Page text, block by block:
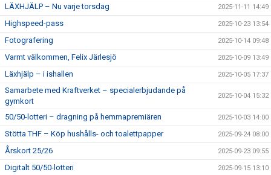
LÄXHJÄLP – Nu varje torsdag 2025-11-11 14:49
Highspeed-pass 2025-10-23 13:54
Fotografering 2025-10-14 09:48
Varmt välkommen, Felix Järlesjö 2025-10-09 13:49
Läxhjälp – i ishallen 2025-10-05 17:37
Samarbete med Kraftverket – specialerbjudande på
gymkort
2025-10-04 15:32
50/50-lotteri – dragning på hemmapremiären 2025-10-03 14:00
Stötta THF – Köp hushålls- och toalettpapper 2025-09-24 08:00
Årskort 25/26 2025-09-23 09:55
Digitalt 50/50-lotteri 2025-09-15 13:10